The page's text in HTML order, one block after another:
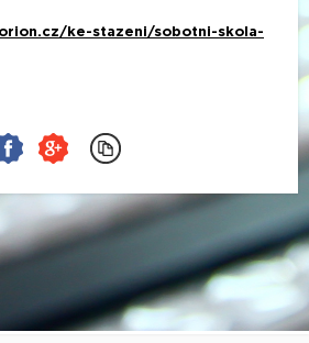
ke-stazeni/sobotni-skola-